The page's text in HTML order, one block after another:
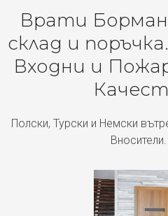
Врати Борман
склад и
Входни и
Полски, Турски и Немски
Вносители.